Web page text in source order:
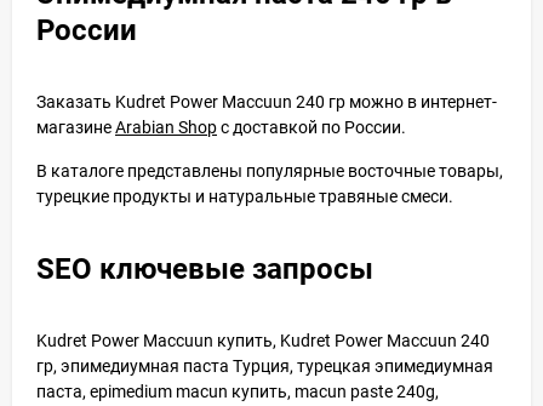
России
Заказать Kudret Power Maccuun 240 гр можно в интернет-
магазинеArabian Shopс доставкой по России.
В каталоге представлены популярные восточные товары,
турецкие продукты и натуральные травяные смеси.
SEO ключевые запросы
Kudret Power Maccuun купить, Kudret Power Maccuun 240
гр, эпимедиумная паста Турция, турецкая эпимедиумная
паста, epimedium macun купить, macun paste 240g,